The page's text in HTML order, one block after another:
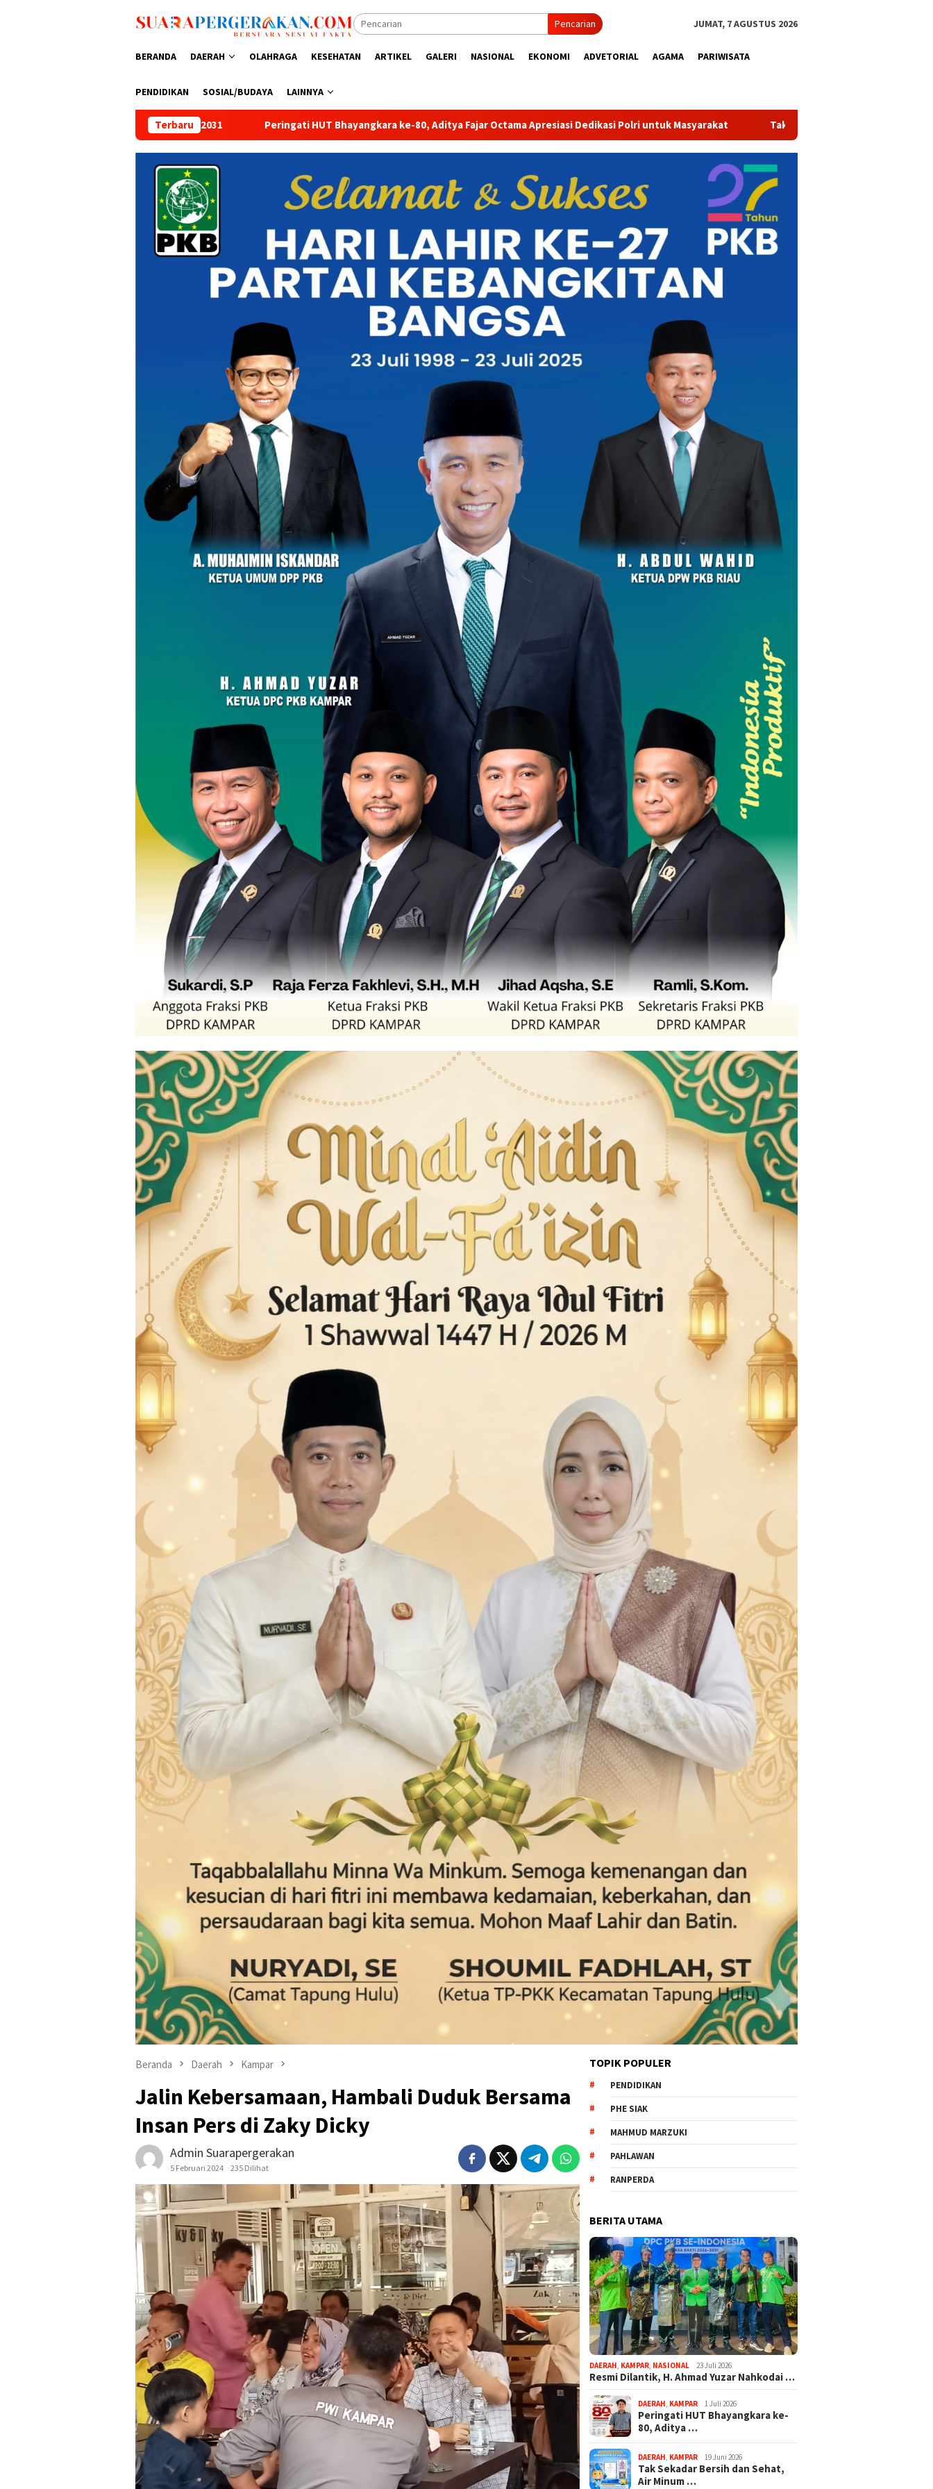
Pencarian JUMAT, 7 AGUSTUS 2026
BERANDA DAERAH OLAHRAGA KESEHATAN ARTIKEL GALERI NASIONAL EKONOMI ADVETORIAL AGAMA PARIWISATA
PENDIDIKAN SOSIAL/BUDAYA LAINNYA
Terbaru
Peringati HUT Bhayangkara ke-80, Aditya Fajar Octama Apresiasi Dedikasi Polri untuk Masyarakat Tak Sekadar Bersih dan Sehat, Air Minum Perumdam Tirta Kampar Kini
Beranda Daerah Kampar
Jalin Kebersamaan, Hambali Duduk Bersama
Insan Pers di Zaky Dicky
Admin Suarapergerakan
5 Februari 2024 235 Dilihat
TOPIK POPULER
PENDIDIKAN
PHE SIAK
MAHMUD MARZUKI
PAHLAWAN
RANPERDA
BERITA UTAMA
DAERAH KAMPAR NASIONAL 23 Juli 2026
Resmi Dilantik, H. Ahmad Yuzar Nahkodai …
DAERAH KAMPAR 1 Juli 2026
Peringati HUT Bhayangkara ke-
80, Aditya …
DAERAH KAMPAR 19 Juni 2026
Tak Sekadar Bersih dan Sehat,
Air Minum …